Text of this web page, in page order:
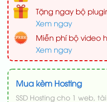
Tặng ngay bộ
Xem ngay
Miễn phí bộ video
Xem ngay
Mua kèm Hosting
SSD Hosting cho 1 web,